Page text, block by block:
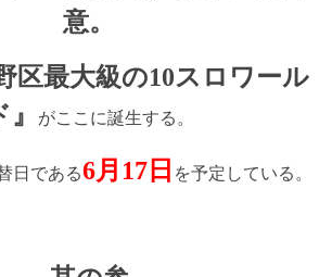
意。
区最大級の10スロワール
』
がここに誕生する。
日である6月17日 を予定している。